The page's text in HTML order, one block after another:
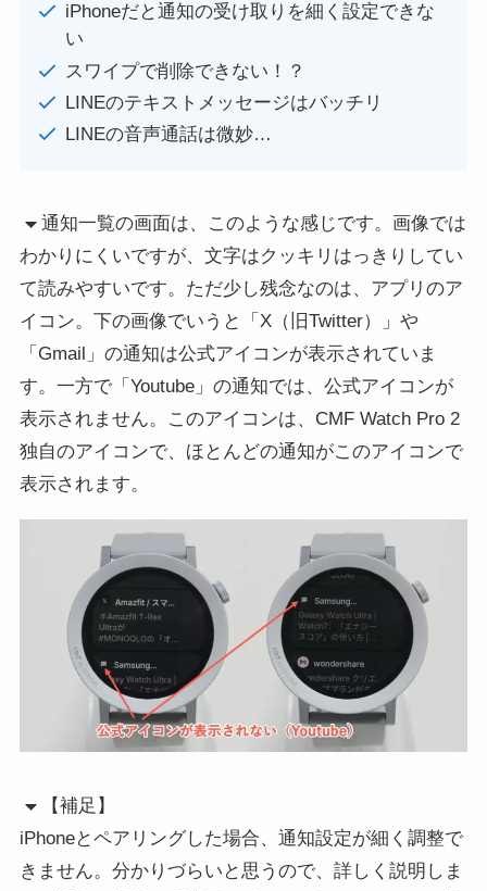
iPhoneだと通知の受け取りを細く設定できな
い
スワイプで削除できない！？
LINEのテキストメッセージはバッチリ
LINEの音声通話は微妙…
通知一覧の画面は、このような感じです。画像では
わかりにくいですが、文字はクッキリはっきりしてい
て読みやすいです。ただ少し残念なのは、アプリのア
イコン。下の画像でいうと「X（旧Twitter）」や
「Gmail」の通知は公式アイコンが表示されていま
す。一方で「Youtube」の通知では、公式アイコンが
表示されません。このアイコンは、CMF Watch Pro 2
独自のアイコンで、ほとんどの通知がこのアイコンで
表示されます。
【補足】
iPhoneとペアリングした場合、通知設定が細く調整で
きません。分かりづらいと思うので、詳しく説明しま